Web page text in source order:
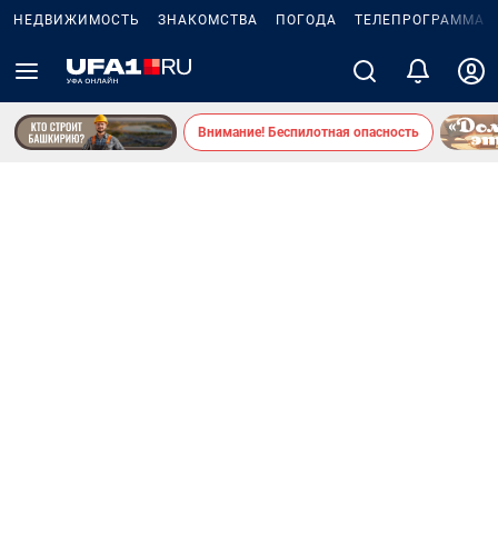
НЕДВИЖИМОСТЬ ЗНАКОМСТВА ПОГОДА ТЕЛЕПРОГРАММА
Внимание! Беспилотная опасность